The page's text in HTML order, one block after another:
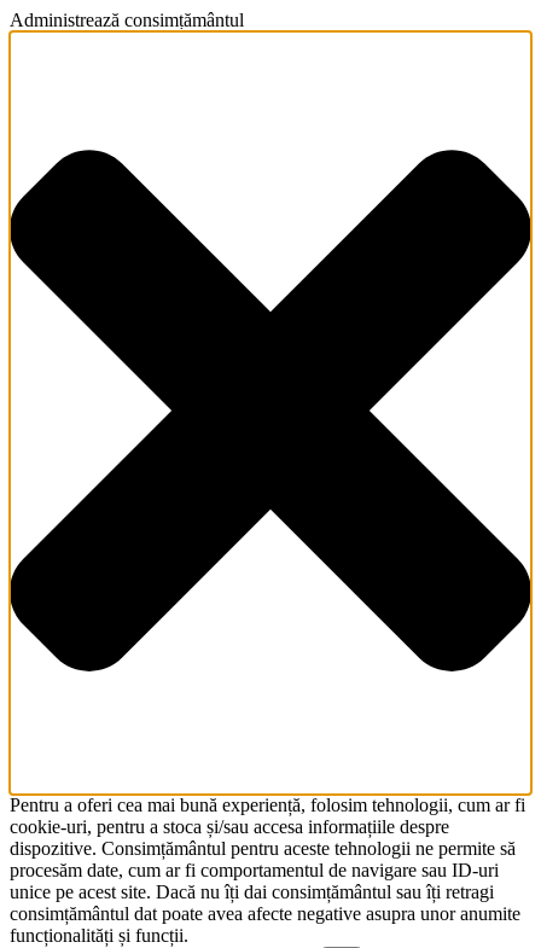
Administrează consimțământul
Pentru a oferi cea mai bună experiență, folosim tehnologii, cum ar fi
cookie-uri, pentru a stoca și/sau accesa informațiile despre
dispozitive. Consimțământul pentru aceste tehnologii ne permite să
procesăm date, cum ar fi comportamentul de navigare sau ID-uri
unice pe acest site. Dacă nu îți dai consimțământul sau îți retragi
consimțământul dat poate avea afecte negative asupra unor anumite
funcționalități și funcții.